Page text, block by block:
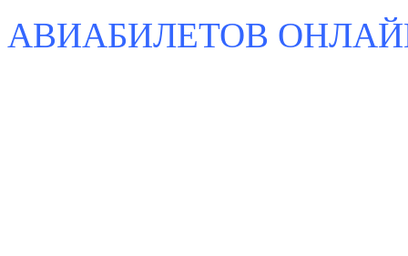
АВИАБИЛЕТОВ